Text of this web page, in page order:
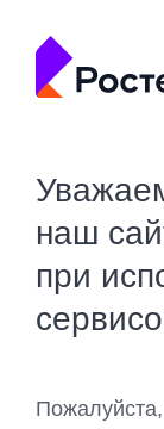
наш
при